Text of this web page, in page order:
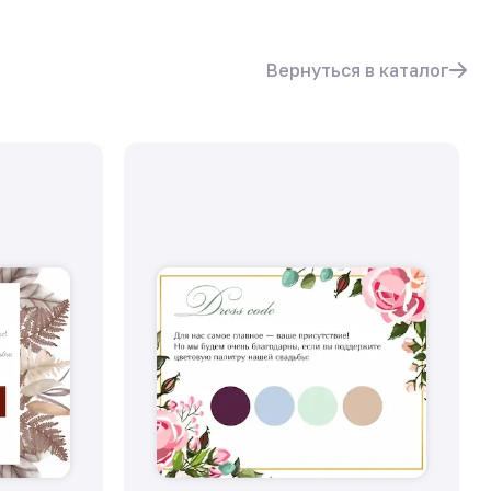
Вернуться в каталог